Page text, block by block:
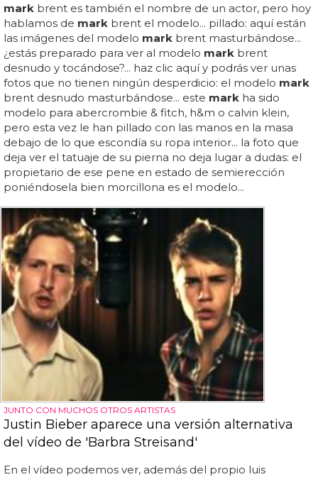
mark brent es también el nombre de un actor, pero hoy
hablamos de mark brent el modelo... pillado: aquí están
las imágenes del modelo mark brent masturbándose...
¿estás preparado para ver al modelo mark brent
desnudo y tocándose?... haz clic aquí y podrás ver unas
fotos que no tienen ningún desperdicio: el modelo mark
brent desnudo masturbándose... este mark ha sido
modelo para abercrombie & fitch, h&m o calvin klein,
pero esta vez le han pillado con las manos en la masa
debajo de lo que escondía su ropa interior... la foto que
deja ver el tatuaje de su pierna no deja lugar a dudas: el
propietario de ese pene en estado de semierección
poniéndosela bien morcillona es el modelo...
JUNTO CON MUCHOS OTROS ARTISTAS
Justin Bieber aparece una versión alternativa
del vídeo de 'Barbra Streisand'
En el vídeo podemos ver, además del propio luis